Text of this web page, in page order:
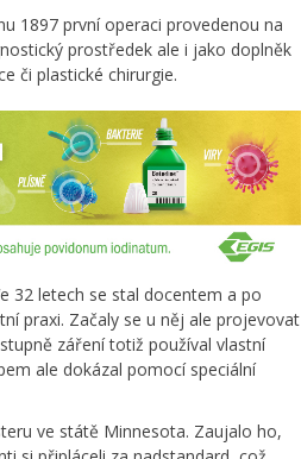
1897 první operaci provedenou na
prostředek ale i jako doplněk
či plastické chirurgie.
32 letech se stal docentem a po
praxi. Začaly se u něj ale projevovat
záření totiž používal vlastní
ale dokázal pomocí speciální
ve státě Minnesota. Zaujalo ho,